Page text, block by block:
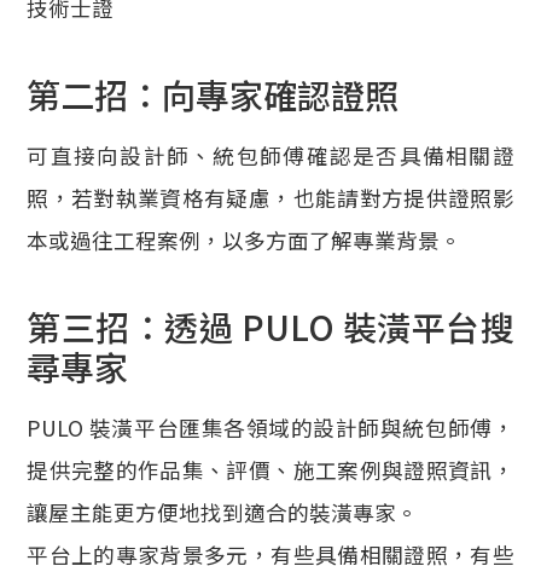
技術士證
第二招：向專家確認證照
可直接向設計師、統包師傅確認是否具備相關證
照，若對執業資格有疑慮，也能請對方提供證照影
本或過往工程案例，以多方面了解專業背景。
第三招：透過 PULO 裝潢平台搜
尋專家
PULO 裝潢平台匯集各領域的設計師與統包師傅，
提供完整的作品集、評價、施工案例與證照資訊，
讓屋主能更方便地找到適合的裝潢專家。
平台上的專家背景多元，有些具備相關證照，有些